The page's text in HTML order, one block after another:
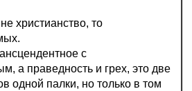
христианство, то
с
а праведность и грех, это две
одной палки, но только в том